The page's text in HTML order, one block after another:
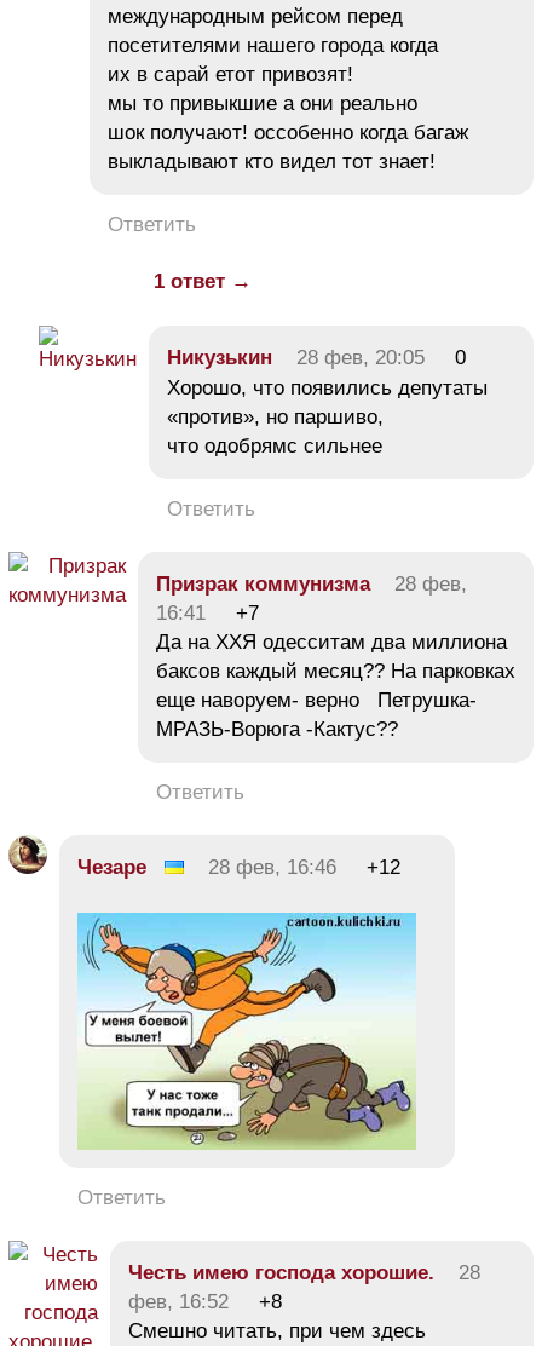
международным рейсом перед
посетителями нашего города когда
их в сарай етот привозят!
мы то привыкшие а они реально
шок получают! оссобенно когда багаж
выкладывают кто видел тот знает!
Ответить
1 ответ →
Никузькин 28 фев, 20:05
0
Хорошо, что появились депутаты
«против», но паршиво,
что одобрямс сильнее
Ответить
Призрак коммунизма
28 фев,
16:41
+7
Да на ХХЯ одесситам два миллиона
баксов каждый месяц?? На парковках
еще наворуем- верно Петрушка-
МРАЗЬ-Ворюга -Кактус??
Ответить
Чезаре 28 фев, 16:46 +12
Ответить
Честь имею господа хорошие.
28
фев, 16:52
+8
Смешно читать, при чем здесь